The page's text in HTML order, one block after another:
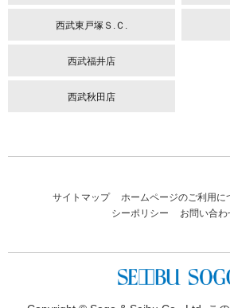
西武東戸塚Ｓ.Ｃ.
西武福井店
西武秋田店
サイトマップ ホームページのご利用に
シーポリシー
お問い合わ